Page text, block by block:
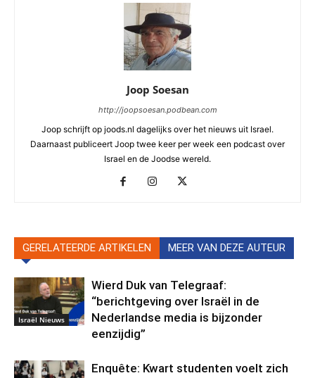
Joop Soesan
http://joopsoesan.podbean.com
Joop schrijft op joods.nl dagelijks over het nieuws uit Israel.
Daarnaast publiceert Joop twee keer per week een podcast over
Israel en de Joodse wereld.
GERELATEERDE ARTIKELEN MEER VAN DEZE AUTEUR
Israël Nieuws
Wierd Duk van Telegraaf:
“berichtgeving over Israël in de
Nederlandse media is bijzonder
eenzijdig”
Enquête: Kwart studenten voelt zich